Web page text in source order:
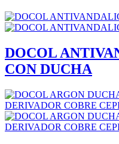
DOCOL
CON DUCHA